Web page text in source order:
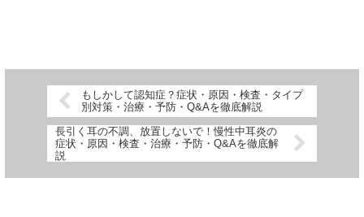
もしかして認知症？症状・原因・検査・タイプ
別対策・治療・予防・Q&Aを徹底解説
長引く耳の不調、放置しないで！慢性中耳炎の
症状・原因・検査・治療・予防・Q&Aを徹底解
説